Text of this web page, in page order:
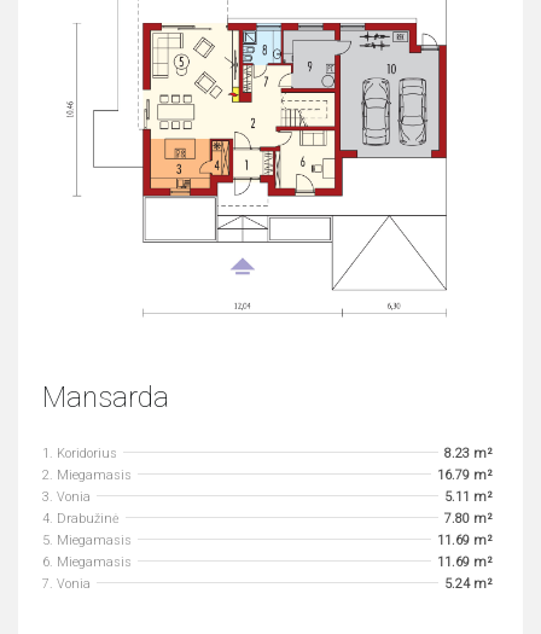
Mansarda
1. Koridorius
8.23 m²
2. Miegamasis
16.79 m²
3. Vonia
5.11 m²
4. Drabužinė
7.80 m²
5. Miegamasis
11.69 m²
6. Miegamasis
11.69 m²
7. Vonia
5.24 m²